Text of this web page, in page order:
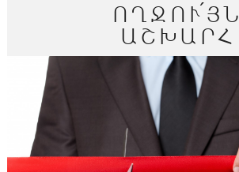
ՈՂՋՈՒ՛ՅՆ
ԱՇԽԱՐՀ